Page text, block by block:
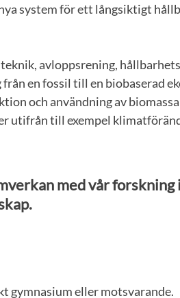
system för ett långsiktigt
avloppsrening,
en fossil till en biobaserad
och användning av
utifrån till exempel
med vår forskning
gymnasium eller motsvarande.